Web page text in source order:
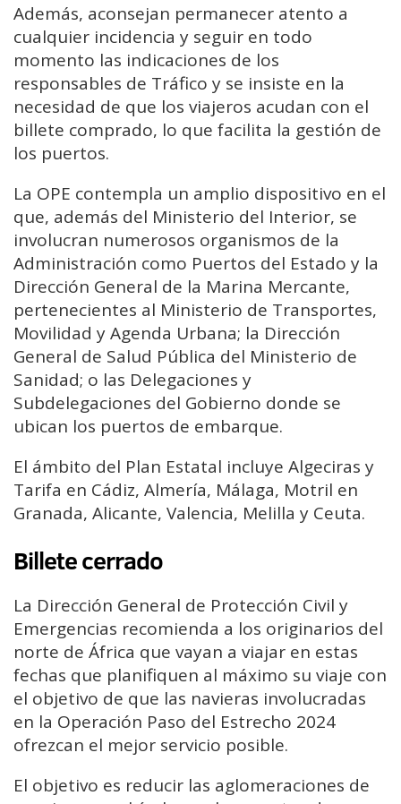
Además, aconsejan permanecer atento a
cualquier incidencia y seguir en todo
momento las indicaciones de los
responsables de Tráfico y se insiste en la
necesidad de que los viajeros acudan con el
billete comprado, lo que facilita la gestión de
los puertos.
La OPE contempla un amplio dispositivo en el
que, además del Ministerio del Interior, se
involucran numerosos organismos de la
Administración como Puertos del Estado y la
Dirección General de la Marina Mercante,
pertenecientes al Ministerio de Transportes,
Movilidad y Agenda Urbana; la Dirección
General de Salud Pública del Ministerio de
Sanidad; o las Delegaciones y
Subdelegaciones del Gobierno donde se
ubican los puertos de embarque.
El ámbito del Plan Estatal incluye Algeciras y
Tarifa en Cádiz, Almería, Málaga, Motril en
Granada, Alicante, Valencia, Melilla y Ceuta.
Billete cerrado
La Dirección General de Protección Civil y
Emergencias recomienda a los originarios del
norte de África que vayan a viajar en estas
fechas que planifiquen al máximo su viaje con
el objetivo de que las navieras involucradas
en la Operación Paso del Estrecho 2024
ofrezcan el mejor servicio posible.
El objetivo es reducir las aglomeraciones de